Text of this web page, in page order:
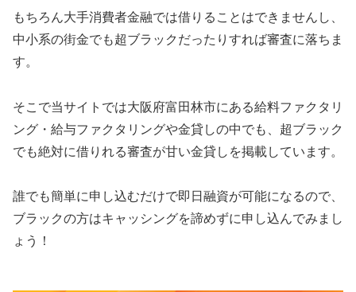
もちろん大手消費者金融では借りることはできませんし、
中小系の街金でも超ブラックだったりすれば審査に落ちま
す。
そこで当サイトでは大阪府富田林市にある給料ファクタリ
ング・給与ファクタリングや金貸しの中でも、超ブラック
でも絶対に借りれる審査が甘い金貸しを掲載しています。
誰でも簡単に申し込むだけで即日融資が可能になるので、
ブラックの方はキャッシングを諦めずに申し込んでみまし
ょう！